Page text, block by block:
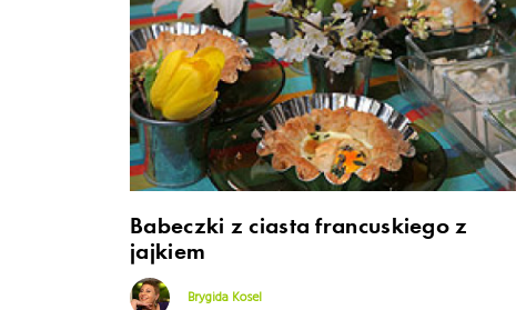
Babeczki z ciasta francuskiego z
jajkiem
Brygida Kosel